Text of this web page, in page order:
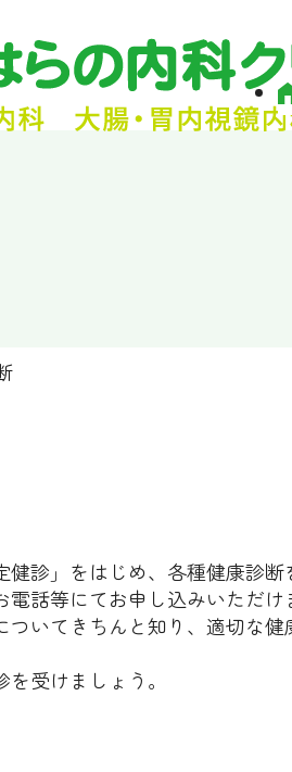
健診」をはじめ、各種健康診断
電話等にてお申し込みいただけ
ついてきちんと知り、適切な
受けましょう。